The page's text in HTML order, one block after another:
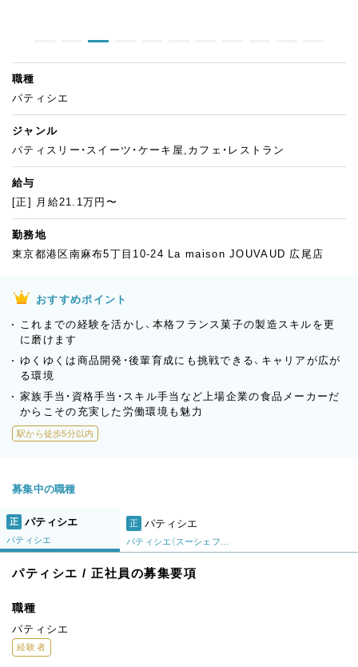
職種
パティシエ
ジャンル
パティスリー・スイーツ・ケーキ屋,カフェ・レストラン
給与
[正] 月給21.1万円〜
勤務地
東京都港区南麻布5丁目10-24 La maison JOUVAUD 広尾店
おすすめポイント
これまでの経験を活かし、本格フランス菓子の製造スキルを更
に磨けます
ゆくゆくは商品開発・後輩育成にも挑戦できる、キャリアが広が
る環境
家族手当・資格手当・スキル手当など上場企業の食品メーカーだ
からこその充実した労働環境も魅力
駅から徒歩5分以内
募集中の職種
正 パティシエ
パティシエ
正 パティシエ
パティシエ / 正社員の募集要項
職種
パティシエ
経験者